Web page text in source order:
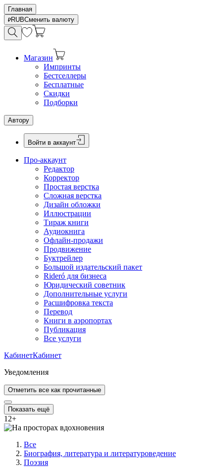
Главная
RUBСменить валюту
Магазин
Импринты
Бестселлеры
Бесплатные
Скидки
Подборки
Автору
Войти в аккаунт
Про-аккаунт
Редактор
Корректор
Простая верстка
Сложная верстка
Дизайн обложки
Иллюстрации
Тираж книги
Аудиокнига
Офлайн-продажи
Продвижение
Буктрейлер
Большой издательский пакет
Rideró для бизнеса
Юридический советник
Дополнительные услуги
Расшифровка текста
Перевод
Книги в аэропортах
Публикация
Все услуги
КабинетКабинет
Уведомления
Отметить все как прочитанные
Показать ещё
12+
Все
Биография, литература и литературоведение
Поэзия